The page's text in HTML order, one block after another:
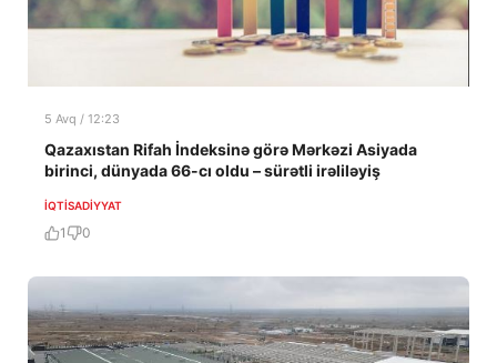
5 Avq / 12:23
Qazaxıstan Rifah İndeksinə görə Mərkəzi Asiyada
birinci, dünyada 66-cı oldu – sürətli irəliləyiş
İQTISADIYYAT
1 0